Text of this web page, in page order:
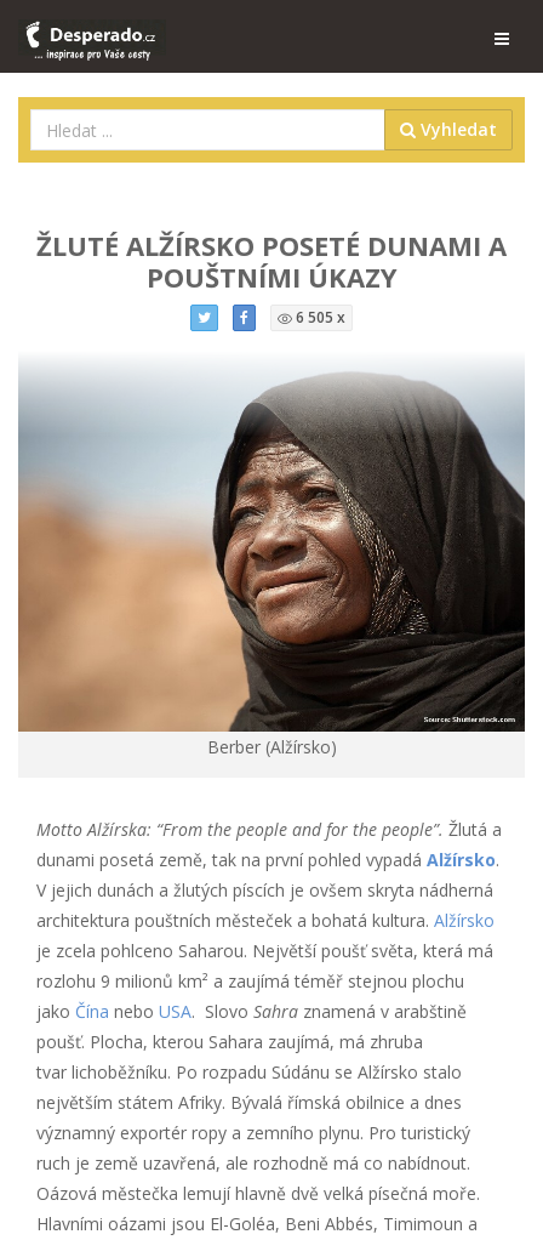
Vyhledat
ŽLUTÉ ALŽÍRSKO POSETÉ DUNAMI A
POUŠTNÍMI ÚKAZY
6 505 x
Berber (Alžírsko)
Motto Alžírska: “From the people and for the people”. Žlutá a
dunami posetá země, tak na první pohled vypadá Alžírsko.
V jejich dunách a žlutých píscích je ovšem skryta nádherná
architektura pouštních městeček a bohatá kultura. Alžírsko
je zcela pohlceno Saharou. Největší poušť světa, která má
rozlohu 9 milionů km² a zaujímá téměř stejnou plochu
jako Čína nebo USA. Slovo Sahra znamená v arabštině
poušť. Plocha, kterou Sahara zaujímá, má zhruba
tvar lichoběžníku. Po rozpadu Súdánu se Alžírsko stalo
největším státem Afriky. Bývalá římská obilnice a dnes
významný exportér ropy a zemního plynu. Pro turistický
ruch je země uzavřená, ale rozhodně má co nabídnout.
Oázová městečka lemují hlavně dvě velká písečná moře.
Hlavními oázami jsou El-Goléa, Beni Abbés, Timimoun a